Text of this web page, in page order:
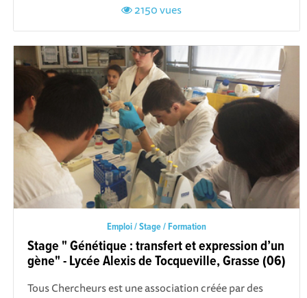
2150 vues
Emploi / Stage / Formation
Stage " Génétique : transfert et expression d’un
gène" - Lycée Alexis de Tocqueville, Grasse (06)
Tous Chercheurs est une association créée par des